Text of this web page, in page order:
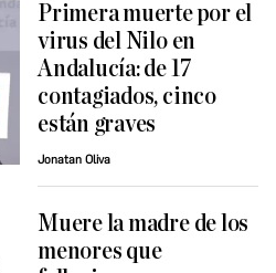
Primera muerte por el
virus del Nilo en
Andalucía: de 17
contagiados, cinco
están graves
Jonatan Oliva
Muere la madre de los
menores que